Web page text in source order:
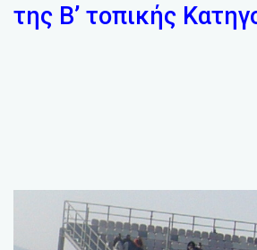
της Β’ τοπικής